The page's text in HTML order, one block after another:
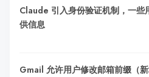
Claude 引入身份验证机制，一些
供信息
Gmail 允许用户修改邮箱前缀（